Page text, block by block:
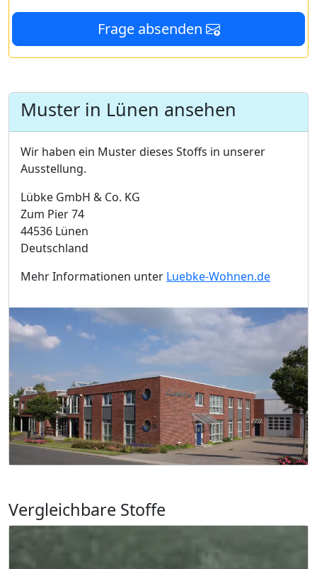
Frage absenden
Muster in Lünen ansehen
Wir haben ein Muster dieses Stoffs in unserer
Ausstellung.
Lübke GmbH & Co. KG
Zum Pier 74
44536 Lünen
Deutschland
Mehr Informationen unter Luebke-Wohnen.de
Vergleichbare Stoffe